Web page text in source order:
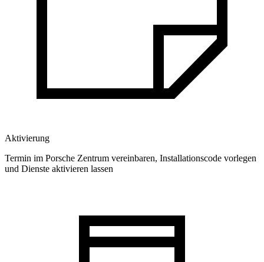
Aktivierung
Termin im Porsche Zentrum vereinbaren, Installationscode vorlegen
und Dienste aktivieren lassen